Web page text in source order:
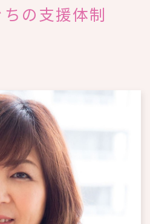
の支援体制